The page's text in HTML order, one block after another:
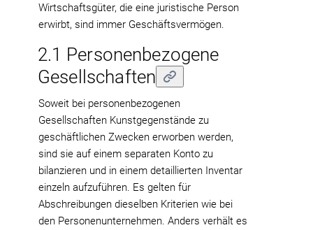
Wirtschaftsgüter, die eine juristische Person
erwirbt, sind immer Geschäftsvermögen.
2.1 Personenbezogene
Gesellschaften
Soweit bei personenbezogenen
Gesellschaften Kunstgegenstände zu
geschäftlichen Zwecken erworben werden,
sind sie auf einem separaten Konto zu
bilanzieren und in einem detaillierten Inventar
einzeln aufzuführen. Es gelten für
Abschreibungen dieselben Kriterien wie bei
den Personenunternehmen. Anders verhält es